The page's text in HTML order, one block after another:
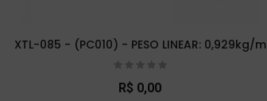
XTL-085 - (PC010) - PESO LINEAR: 0,929kg/m
R$ 0,00